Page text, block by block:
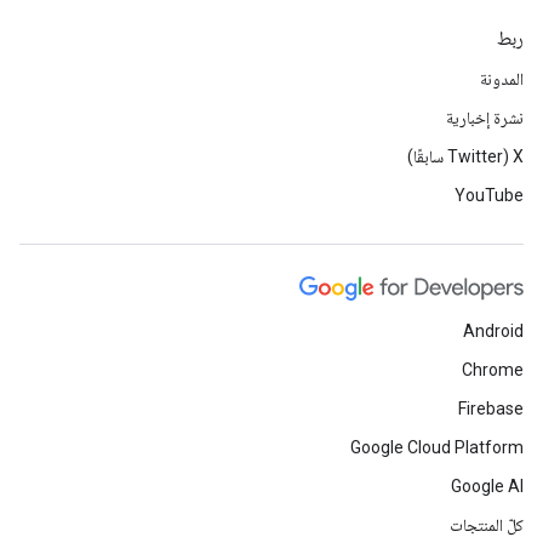
ربط
المدونة
نشرة إخبارية
‫X ‏(Twitter سابقًا)
YouTube
Android
Chrome
Firebase
Google Cloud Platform
Google AI
كلّ المنتجات